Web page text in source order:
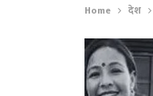
Home देश